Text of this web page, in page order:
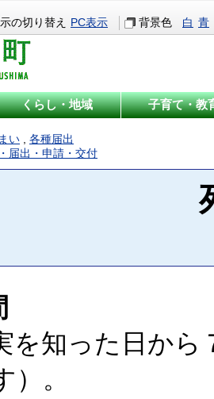
の切り替え PC表示 背景色 白 青
くらし・地域 子育て・教
い , 各種届出
届出・申請・交付
を知った日から
。